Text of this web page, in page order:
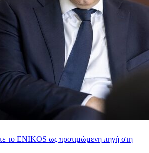
το ENIKOS ως προτιμώμενη πηγή στη